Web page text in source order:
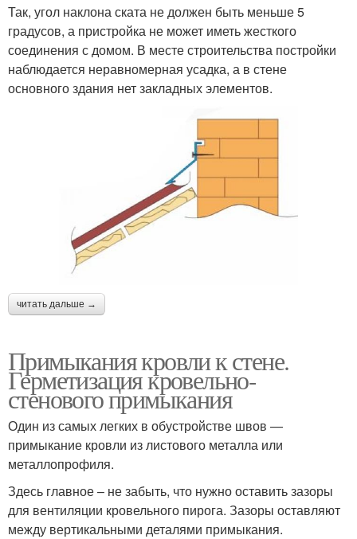
Так, угол наклона ската не должен быть меньше 5
градусов, а пристройка не может иметь жесткого
соединения с домом. В месте строительства постройки
наблюдается неравномерная усадка, а в стене
основного здания нет закладных элементов.
читать дальше →
Примыкания кровли к стене.
Герметизация кровельно-
стенового примыкания
Один из самых легких в обустройстве швов —
примыкание кровли из листового металла или
металлопрофиля.
Здесь главное – не забыть, что нужно оставить зазоры
для вентиляции кровельного пирога. Зазоры оставляют
между вертикальными деталями примыкания.